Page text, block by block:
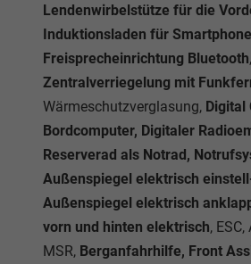
Lendenwirbelstütze für die
Induktionsladen für
Freisprecheinrichtung Bluetooth,
Zentralverriegelung mit
Wärmeschutzverglasung, Digital
Bordcomputer, Digitaler
Reserverad als Notrad,
Außenspiegel elektrisch
Außenspiegel elektrisch
vorn und hinten elektrisch, ESC,
MSR, Berganfahrhilfe, Front